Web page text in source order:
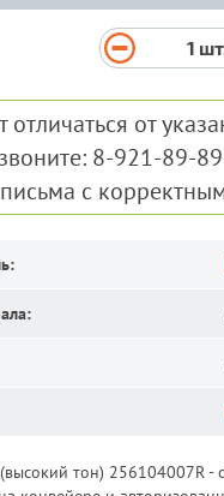
1
от
8-921-89-
с
тон) 256104007R -